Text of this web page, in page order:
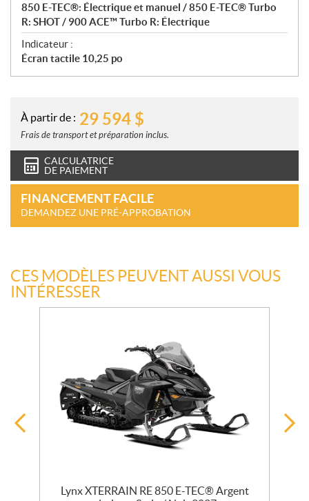
850 E-TEC®: Électrique et manuel / 850 E-TEC® Turbo
R: SHOT / 900 ACE™ Turbo R: Électrique
Indicateur :
Écran tactile 10,25 po
À partir de : 29 594 $
Frais de transport et préparation inclus.
CALCULATRICE
DE PAIEMENT
FINANCEMENT FACILE
DEMANDEZ UNE PRÉ-APPROBATION
CES MODÈLES PEUVENT AUSSI VOUS
INTÉRESSER
Lynx XTERRAIN RE 850 E-TEC® Argent